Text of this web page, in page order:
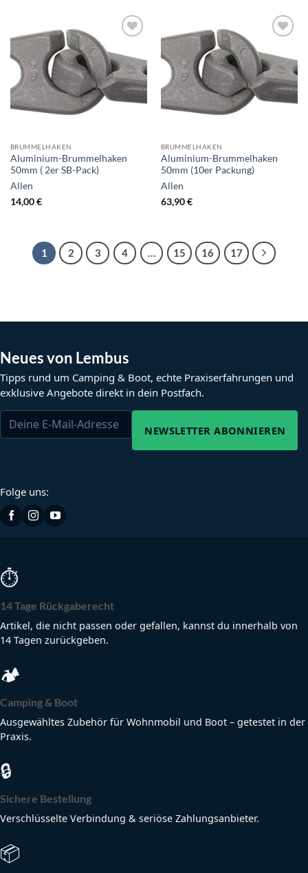
Wunschliste
hinzufügen
BRUMMELHAKEN
Aluminium-Brummelhaken
50mm ( 2er SB-Pack)
Allen
14,00€
Wunschliste
hinzufügen
BRUMMELHAKEN
Aluminium-Brummelhaken
50mm (10er Packung)
Allen
63,90€
1 2 3 4 … 15 16 17
Neues von Lembus
Tipps rund um Camping & Boot, echte Praxiserfahrungen und
exklusive Angebote direkt in dein Postfach.
NEWSLETTER ABONNIEREN
Folge uns:
⏱
14 Tage Rückgaberecht
Artikel, die nicht passen oder gefallen, kannst du innerhalb von
14 Tagen zurückgeben.
🏕
Camping & Boot
Ausgewähltes Zubehör für Wohnmobil und Boot – getestet in der
Praxis.
🔒
Sichere Bestellung
Verschlüsselte Verbindung & seriöse Zahlungsanbieter.
📦